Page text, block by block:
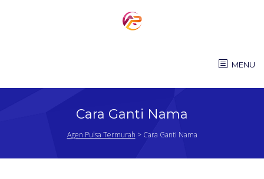
MENU
Cara Ganti Nama
Agen Pulsa Termurah > Cara Ganti Nama